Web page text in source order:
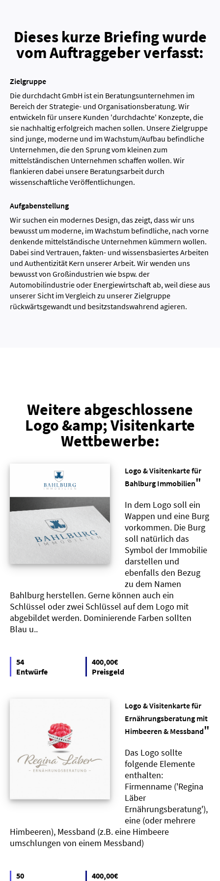
Dieses kurze Briefing wurde
vom Auftraggeber verfasst:
Zielgruppe
Die durchdacht GmbH ist ein Beratungsunternehmen im
Bereich der Strategie- und Organisationsberatung. Wir
entwickeln für unsere Kunden 'durchdachte' Konzepte, die
sie nachhaltig erfolgreich machen sollen. Unsere Zielgruppe
sind junge, moderne und im Wachstum/Aufbau befindliche
Unternehmen, die den Sprung vom kleinen zum
mittelständischen Unternehmen schaffen wollen. Wir
flankieren dabei unsere Beratungsarbeit durch
wissenschaftliche Veröffentlichungen.
Aufgabenstellung
Wir suchen ein modernes Design, das zeigt, dass wir uns
bewusst um moderne, im Wachstum befindliche, nach vorne
denkende mittelständische Unternehmen kümmern wollen.
Dabei sind Vertrauen, fakten- und wissensbasiertes Arbeiten
und Authentizität Kern unserer Arbeit. Wir wenden uns
bewusst von Großindustrien wie bspw. der
Automobilindustrie oder Energiewirtschaft ab, weil diese aus
unserer Sicht im Vergleich zu unserer Zielgruppe
rückwärtsgewandt und besitzstandswahrend agieren.
Weitere abgeschlossene
Logo &amp; Visitenkarte
Wettbewerbe:
Logo & Visitenkarte für
Bahlburg Immobilien"
In dem Logo soll ein
Wappen und eine Burg
vorkommen. Die Burg
soll natürlich das
Symbol der Immobilie
darstellen und
ebenfalls den Bezug
zu dem Namen
Bahlburg herstellen. Gerne können auch ein
Schlüssel oder zwei Schlüssel auf dem Logo mit
abgebildet werden. Dominierende Farben sollten
Blau u..
54
Entwürfe
400,00€
Preisgeld
Logo & Visitenkarte für
Ernährungsberatung mit
Himbeeren & Messband"
Das Logo sollte
folgende Elemente
enthalten:
Firmenname ('Regina
Läber
Ernährungsberatung'),
eine (oder mehrere
Himbeeren), Messband (z.B. eine Himbeere
umschlungen von einem Messband)
50
400,00€